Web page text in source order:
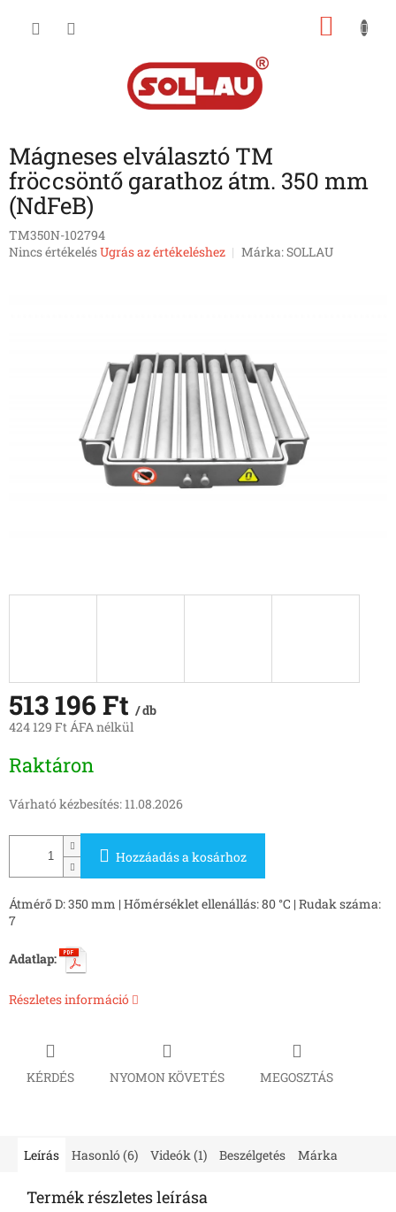
Mágneses elválasztó TM
fröccsöntő garathoz átm. 350 mm
(NdFeB)
TM350N-102794
A
Nincs értékelésUgrás az értékeléshez Márka:SOLLAU
513 196 Ft / db
424 129 Ft ÁFA nélkül
Raktáron
Várható kézbesítés: 11.08.2026
Hozzáadás a kosárhoz
Átmérő D: 350 mm | Hőmérséklet ellenállás: 80 °C | Rudak száma:
7
Adatlap:
Részletes információ
KÉRDÉS NYOMON KÖVETÉS MEGOSZTÁS
Leírás Hasonló (6) Videók (1) Beszélgetés Márka
Termék részletes leírása